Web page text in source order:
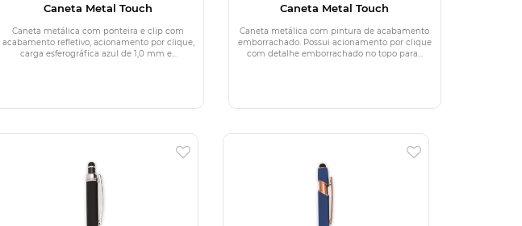
Caneta Metal Touch
Caneta metálica com ponteira e clip com
acabamento refletivo, acionamento por clique,
carga esferográfica azul de 1,0 mm e...
Caneta Metal Touch
Caneta metálica com pintura de acabamento
emborrachado. Possui acionamento por clique
com detalhe emborrachado no topo para...